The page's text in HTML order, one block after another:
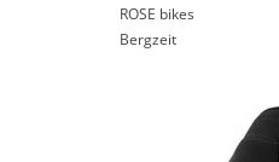
ROSE bikes
Bergzeit